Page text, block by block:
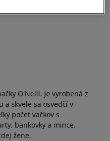
O'Neill. Je vyrobená z
a skvele sa osvedčí v
počet vačkov s
bankovky a mince.
žene.